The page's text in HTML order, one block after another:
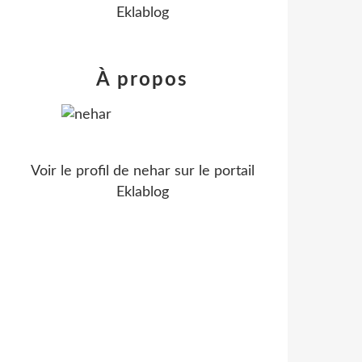
Eklablog
À propos
Voir le profil de neharsur le portail
Eklablog